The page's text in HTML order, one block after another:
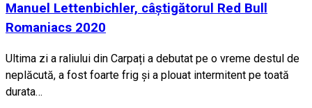
Manuel Lettenbichler, câștigătorul Red Bull
Romaniacs 2020
Ultima zi a raliului din Carpați a debutat pe o vreme destul de
neplăcută, a fost foarte frig și a plouat intermitent pe toată
durata…